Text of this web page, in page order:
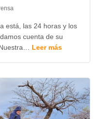
está, las 24 horas y los
cuenta de su
Leer más